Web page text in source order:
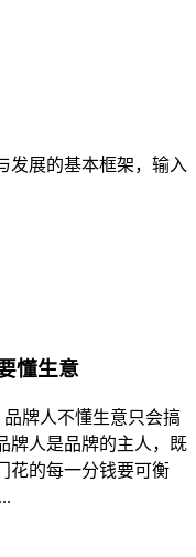
发展的基本框架，输入
懂生意
牌人不懂生意只会搞
牌人是品牌的主人，既
花的每一分钱要可衡